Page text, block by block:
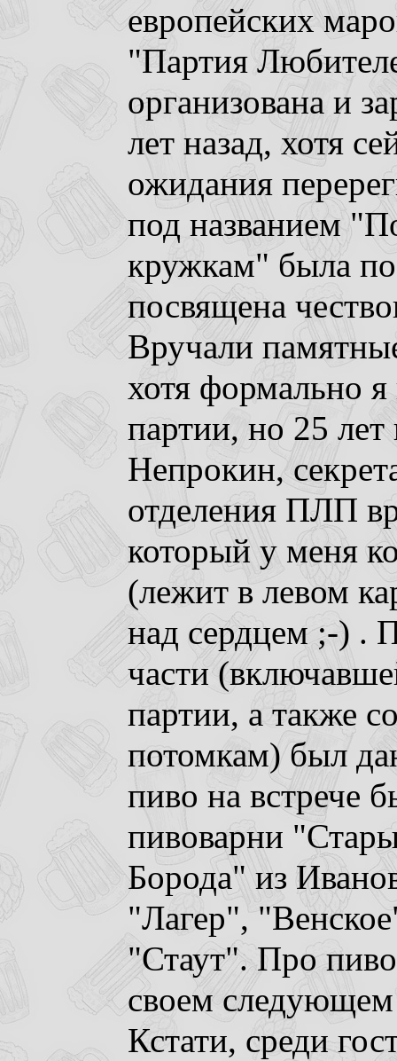
европейских
"Партия
организована и
лет назад, хотя
ожидания
под названием
кружкам" была
посвящена
Вручали
хотя формально
партии, но 25 лет
Непрокин,
отделения ПЛП
который у меня
(лежит в левом
над сердцем ;-) .
части
партии, а также
потомкам) был
пиво на встрече
пивоварни
Борода" из
"Лагер",
"Стаут". Про
своем
Кстати, среди